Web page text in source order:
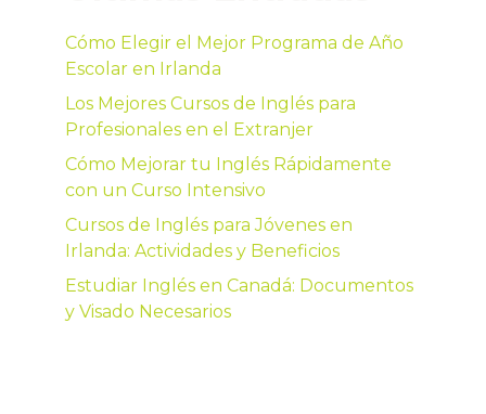
Cómo Elegir el Mejor Programa de Año
Escolar en Irlanda
Los Mejores Cursos de Inglés para
Profesionales en el Extranjer
Cómo Mejorar tu Inglés Rápidamente
con un Curso Intensivo
Cursos de Inglés para Jóvenes en
Irlanda: Actividades y Beneficios
Estudiar Inglés en Canadá: Documentos
y Visado Necesarios